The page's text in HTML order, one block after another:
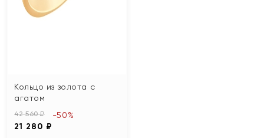
Кольцо из золота с
агатом
42 560 ₽
21 280 ₽
-50%